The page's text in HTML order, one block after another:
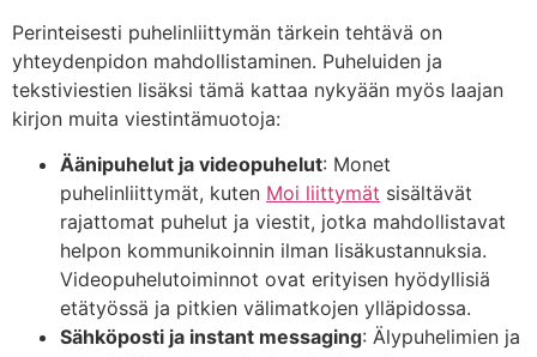
Perinteisesti puhelinliittymän tärkein tehtävä on
yhteydenpidon mahdollistaminen. Puheluiden ja
tekstiviestien lisäksi tämä kattaa nykyään myös laajan
kirjon muita viestintämuotoja:
Äänipuhelut ja videopuhelut: Monet
puhelinliittymät, kuten Moi liittymät sisältävät
rajattomat puhelut ja viestit, jotka mahdollistavat
helpon kommunikoinnin ilman lisäkustannuksia.
Videopuhelutoiminnot ovat erityisen hyödyllisiä
etätyössä ja pitkien välimatkojen ylläpidossa.
Sähköposti ja instant messaging: Älypuhelimien ja